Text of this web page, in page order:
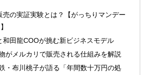
売の実証実験とは？【がっちりマンデー
和田龍COOが挑む新ビジネスモデル
がメルカリで販売される仕組みを解説
・布川桃子が語る「年間数十万円の処